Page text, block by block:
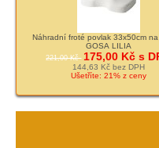
Náhradní froté povlak 33x50cm
GOSA LILIA
221,00 Kč 175,00 Kč s
144,63 Kč bez DPH
Ušetříte: 21% z ceny